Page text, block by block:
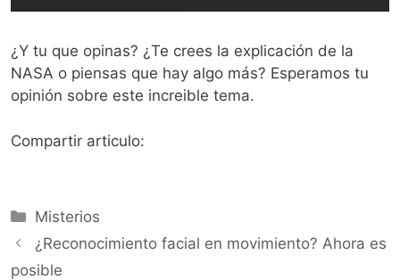
¿Y tu que opinas? ¿Te crees la explicación de la
NASA o piensas que hay algo más? Esperamos tu
opinión sobre este increible tema.
Compartir articulo:
Categorías
Misterios
¿Reconocimiento facial en movimiento? Ahora es
posible